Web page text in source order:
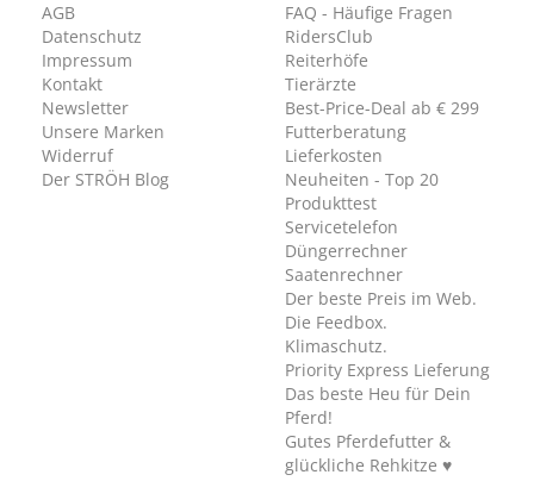
AGB
Datenschutz
Impressum
Kontakt
Newsletter
Unsere Marken
Widerruf
Der STRÖH Blog
FAQ - Häufige Fragen
RidersClub
Reiterhöfe
Tierärzte
Best-Price-Deal ab € 299
Futterberatung
Lieferkosten
Neuheiten - Top 20
Produkttest
Servicetelefon
Düngerrechner
Saatenrechner
Der beste Preis im Web.
Die Feedbox.
Klimaschutz.
Priority Express Lieferung
Das beste Heu für Dein
Pferd!
Gutes Pferdefutter &
glückliche Rehkitze ♥